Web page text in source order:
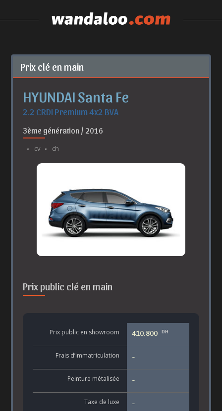
Prix clé en main
HYUNDAI Santa Fe
2.2 CRDi Premium 4x2 BVA
3ème génération / 2016
cv ch
Prix public clé en main
Prix public en showroom 410.800 DH
Frais d’immatriculation -
Peinture métalisée -
Taxe de luxe -